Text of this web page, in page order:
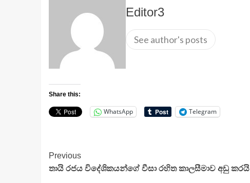
Editor3
See author's posts
Share this:
WhatsApp Telegram
Continue
Reading
Previous
තායි රජය විදේ­ශි­ක­යන්ගේ වීසා රහිත කාල­සී­මාව අඩු කරයි